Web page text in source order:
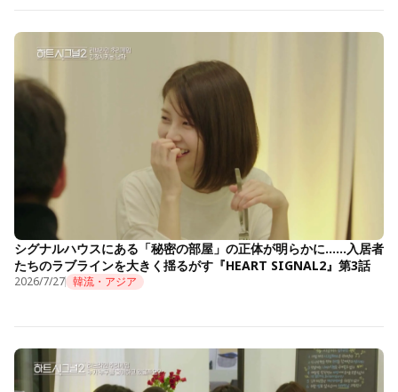
シグナルハウスにある「秘密の部屋」の正体が明らかに……入居者
たちのラブラインを大きく揺るがす『HEART SIGNAL2』第3話
2026/7/27 韓流・アジア